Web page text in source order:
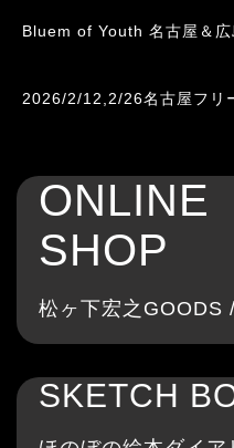
Bluem of Youth 名古屋＆広
2026/2/12,2/26名古屋フリ
ONLINE
SHOP
松ヶ下宏之GOODS /
SKETCH